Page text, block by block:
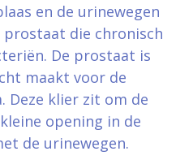
en de urinewegen
prostaat die chronisch
De prostaat is
maakt voor de
Deze klier zit om de
opening in de
de urinewegen.